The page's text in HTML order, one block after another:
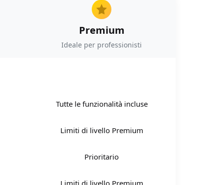
Premium
Ideale per professionisti
Tutte le funzionalità incluse
Limiti di livello Premium
Prioritario
Limiti di livello Premium